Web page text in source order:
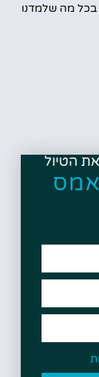
בכל מה שלמדנו
הטיול